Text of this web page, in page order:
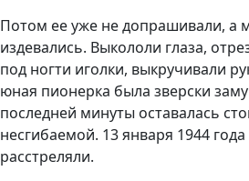
Потом ее уже не допрашивали, а
издевались. Выкололи глаза,
под ногти иголки, выкручивали
юная пионерка была зверски
последней минуты оставалась
несгибаемой. 13 января 1944
расстреляли.